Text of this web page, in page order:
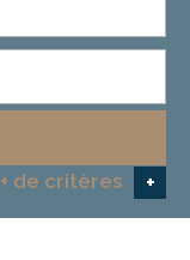
+ de critères
+